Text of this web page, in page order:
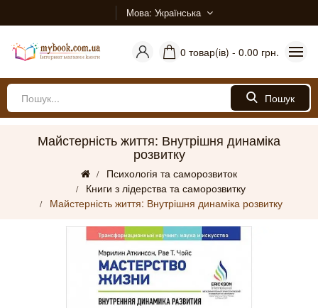
Мова Українська
0 товар(ів) - 0.00 грн.
Пошук
Майстерність життя: Внутрішня динаміка
розвитку
Психологія та саморозвиток
Книги з лідерства та саморозвитку
Майстерність життя: Внутрішня динаміка розвитку